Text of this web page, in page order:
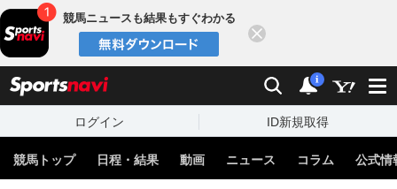
競馬ニュースも結果もすぐわかる
検索 通知
i
ログイン ID新規取得
競馬トップ 日程・結果 動画 ニュース コラム 公式情